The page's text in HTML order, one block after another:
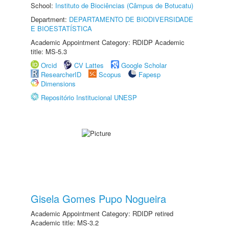
School: Instituto de Biociências (Câmpus de Botucatu)
Department: DEPARTAMENTO DE BIODIVERSIDADE
E BIOESTATÍSTICA
Academic Appointment Category: RDIDP Academic
title: MS-5.3
Orcid
CV Lattes
Google Scholar
ResearcherID
Scopus
Fapesp
Dimensions
Repositório Institucional UNESP
Gisela Gomes Pupo Nogueira
Academic Appointment Category: RDIDP retired
Academic title: MS-3.2